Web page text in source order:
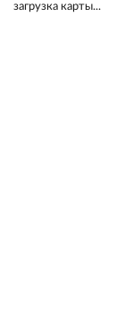
загрузка карты...